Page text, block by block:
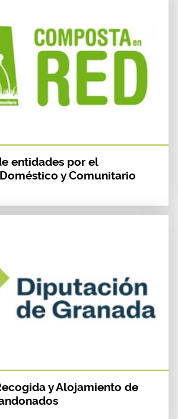
entidades por el
y Comunitario
y Alojamiento de